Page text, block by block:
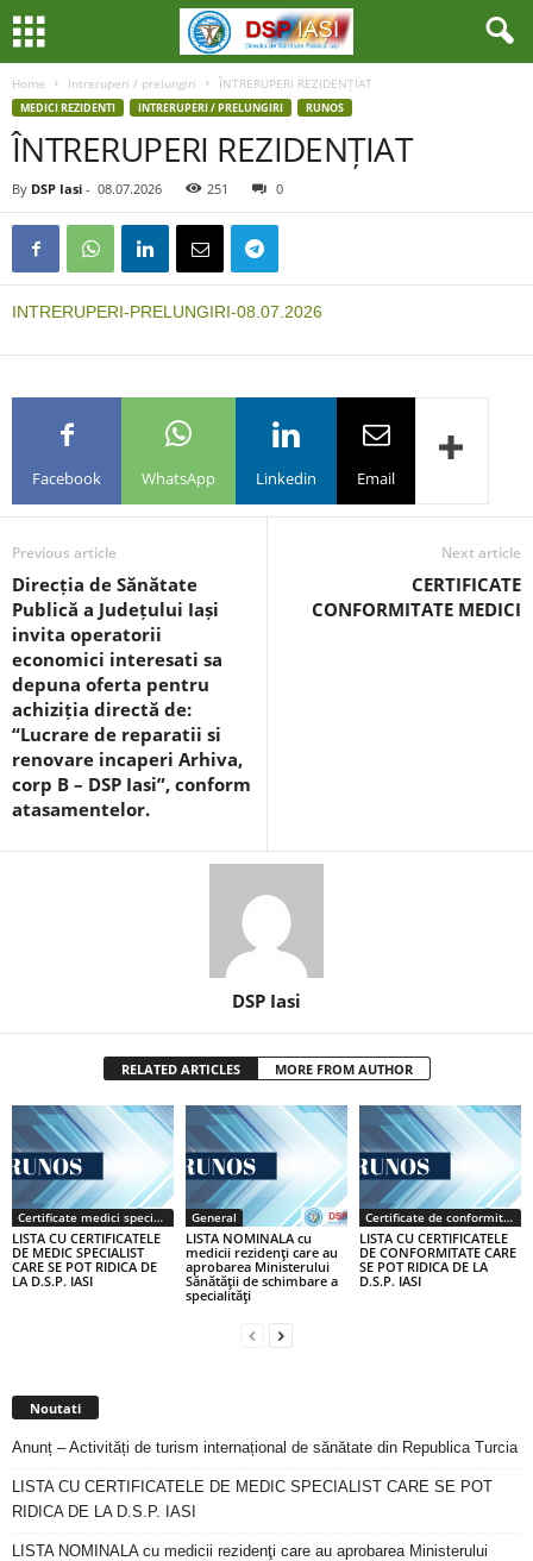
Home Intreruperi / prelungiri ÎNTRERUPERI REZIDENȚIAT
MEDICI REZIDENTI INTRERUPERI / PRELUNGIRI RUNOS
ÎNTRERUPERI REZIDENȚIAT
By DSP Iasi - 08.07.2026 251 0
INTRERUPERI-PRELUNGIRI-08.07.2026
Facebook WhatsApp Linkedin Email
Previous article
Direcția de Sănătate
Publică a Județului Iași
invita operatorii
economici interesati sa
depuna oferta pentru
achiziția directă de:
“Lucrare de reparatii si
renovare incaperi Arhiva,
corp B – DSP Iasi”, conform
atasamentelor.
Next article
CERTIFICATE
CONFORMITATE MEDICI
DSP Iasi
RELATED ARTICLES MORE FROM AUTHOR
Certificate medici specialiști / primari
LISTA CU CERTIFICATELE
DE MEDIC SPECIALIST
CARE SE POT RIDICA DE
LA D.S.P. IASI
General
LISTA NOMINALA cu
medicii rezidenţi care au
aprobarea Ministerului
Sănătăţii de schimbare a
specialităţi
Certificate de conformitate
LISTA CU CERTIFICATELE
DE CONFORMITATE CARE
SE POT RIDICA DE LA
D.S.P. IASI
Noutati
Anunț – Activități de turism internațional de sănătate din Republica Turcia
LISTA CU CERTIFICATELE DE MEDIC SPECIALIST CARE SE POT
RIDICA DE LA D.S.P. IASI
LISTA NOMINALA cu medicii rezidenţi care au aprobarea Ministerului